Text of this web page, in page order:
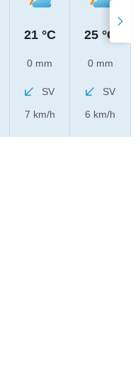
21 °C
0 mm
SV
7 km/h
25 °C
0 mm
SV
6 km/h